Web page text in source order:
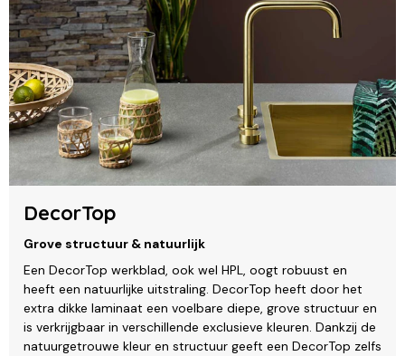
DecorTop
Grove structuur & natuurlijk
Een DecorTop werkblad, ook wel HPL, oogt robuust en
heeft een natuurlijke uitstraling. DecorTop heeft door het
extra dikke laminaat een voelbare diepe, grove structuur en
is verkrijgbaar in verschillende exclusieve kleuren. Dankzij de
natuurgetrouwe kleur en structuur geeft een DecorTop zelfs